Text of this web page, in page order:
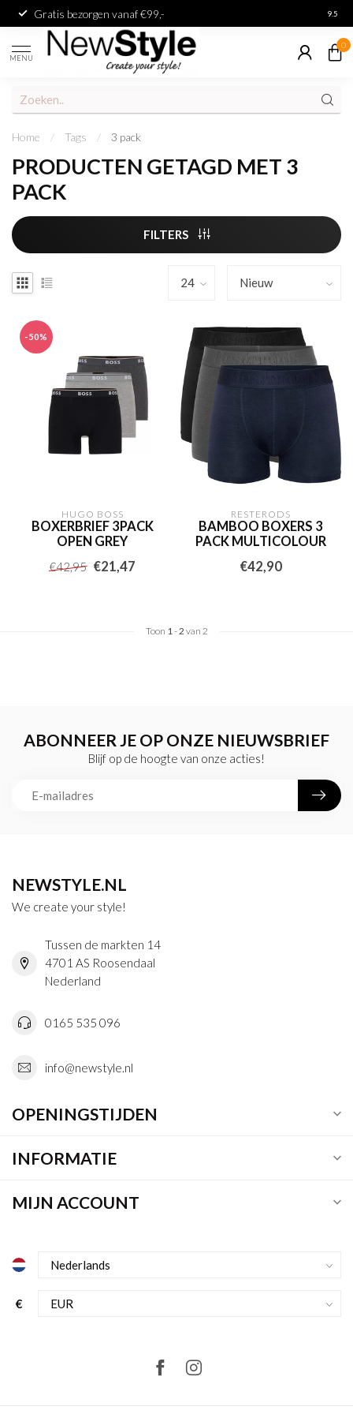
Gratis bezorgen vanaf €99,- 9.5
MENU
0
Home / Tags / 3 pack
PRODUCTEN GETAGD MET 3
PACK
FILTERS
-50%
HUGO BOSS
BOXERBRIEF 3PACK
OPEN GREY
€42,95 €21,47
RESTERODS
BAMBOO BOXERS 3
PACK MULTICOLOUR
€42,90
Toon 1-2 van 2
ABONNEER JE OP ONZE NIEUWSBRIEF
Blijf op de hoogte van onze acties!
NEWSTYLE.NL
We create your style!
Tussen de markten 14
4701 AS Roosendaal
Nederland
0165 535 096
info@newstyle.nl
OPENINGSTIJDEN
INFORMATIE
MIJN ACCOUNT
€